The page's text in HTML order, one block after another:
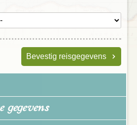
Bevestig reisgegevens
gegevens